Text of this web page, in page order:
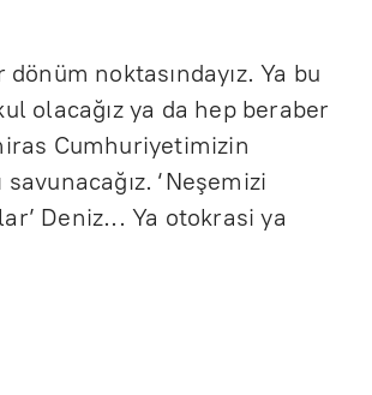
dönüm noktasındayız. Ya bu
olacağız ya da hep beraber
Cumhuriyetimizin
savunacağız. ‘Neşemizi
Deniz... Ya otokrasi ya